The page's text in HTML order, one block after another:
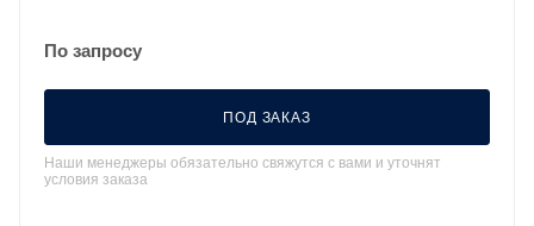
По запросу
ПОД ЗАКАЗ
Наши менеджеры обязательно свяжутся с вами и уточнят
условия заказа